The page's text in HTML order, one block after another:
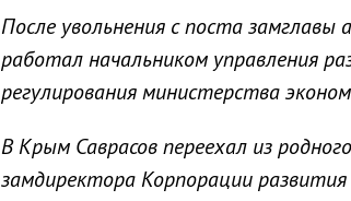
После увольнения с поста
работал начальником управления
регулирования министерства
В Крым Саврасов переехал из
замдиректора Корпорации